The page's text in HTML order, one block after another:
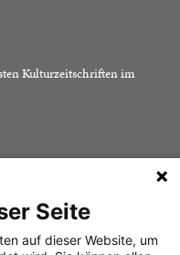
Kulturzeitschriften im
Impressum
Datenschutz
Seite
auf dieser Website, um